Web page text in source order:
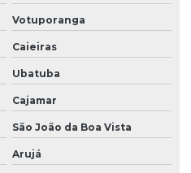
obra
Votuporanga
Caieiras
Ubatuba
Cajamar
São João da Boa Vista
Arujá